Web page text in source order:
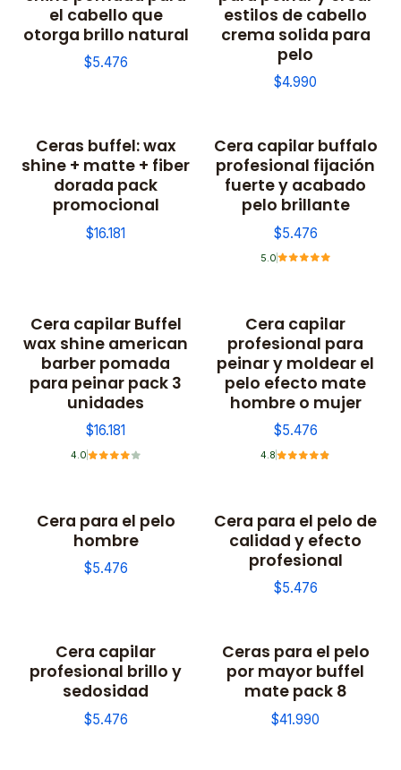
el cabello que
otorga brillo natural
$5.476
estilos de cabello
crema solida para
pelo
$4.990
No disponible
Ceras buffel: wax
shine + matte + fiber
dorada pack
promocional
$16.181
Cera capilar buffalo
profesional fijación
fuerte y acabado
pelo brillante
$5.476
5.0
Cera capilar Buffel
wax shine american
barber pomada
para peinar pack 3
unidades
$16.181
4.0
No disponible
Cera capilar
profesional para
peinar y moldear el
pelo efecto mate
hombre o mujer
$5.476
4.8
Cera para el pelo
hombre
$5.476
Cera para el pelo de
calidad y efecto
profesional
$5.476
Cera capilar
profesional brillo y
sedosidad
$5.476
No disponible
Ceras para el pelo
por mayor buffel
mate pack 8
$41.990